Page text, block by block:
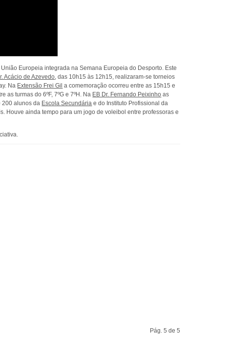
Europeia integrada na Semana Europeia do Desporto. Este
Acácio de Azevedo, das 10h15 às 12h15, realizaram-se torneios
Na Extensão Frei Gil a comemoração ocorreu entre as 15h15 e
turmas do 6ºF, 7ºG e 7ºH. Na EB Dr. Fernando Peixinho as
200 alunos da Escola Secundária e do Instituto Profissional da
Houve ainda tempo para um jogo de voleibol entre professoras e
Pág. 5 de 5